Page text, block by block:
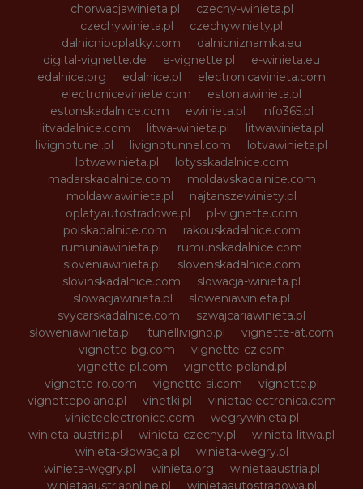
chorwacjawinieta.pl
czechy-winieta.pl
czechywinieta.pl
czechywiniety.pl
dalnicnipoplatky.com
dalnicniznamka.eu
digital-vignette.de
e-vignette.pl
e-winieta.eu
edalnice.org
edalnice.pl
electronicavinieta.com
electroniceviniete.com
estoniawinieta.pl
estonskadalnice.com
ewinieta.pl
info365.pl
litvadalnice.com
litwa-winieta.pl
litwawinieta.pl
livignotunel.pl
livignotunnel.com
lotvawinieta.pl
lotwawinieta.pl
lotysskadalnice.com
madarskadalnice.com
moldavskadalnice.com
moldawiawinieta.pl
najtanszewiniety.pl
oplatyautostradowe.pl
pl-vignette.com
polskadalnice.com
rakouskadalnice.com
rumuniawinieta.pl
rumunskadalnice.com
sloveniawinieta.pl
slovenskadalnice.com
slovinskadalnice.com
slowacja-winieta.pl
slowacjawinieta.pl
sloweniawinieta.pl
svycarskadalnice.com
szwajcariawinieta.pl
słoweniawinieta.pl
tunellivigno.pl
vignette-at.com
vignette-bg.com
vignette-cz.com
vignette-pl.com
vignette-poland.pl
vignette-ro.com
vignette-si.com
vignette.pl
vignettepoland.pl
vinetki.pl
vinietaelectronica.com
vinieteelectronice.com
wegrywinieta.pl
winieta-austria.pl
winieta-czechy.pl
winieta-litwa.pl
winieta-słowacja.pl
winieta-wegry.pl
winieta-węgry.pl
winieta.org
winietaaustria.pl
winietaaustriaonline.pl
winietaautostradowa.pl